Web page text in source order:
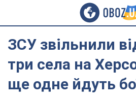
ЗСУ звільнили
три села на
ще одне йдуть